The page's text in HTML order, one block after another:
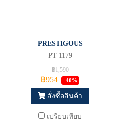
PRESTIGOUS
PT 1179
฿1,590
฿954 -40%
สั่งซื้อสินค้า
เปรียบเทียบ